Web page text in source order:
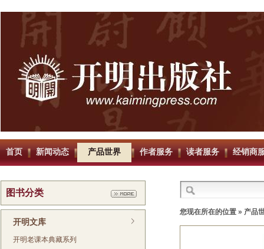
首页 新闻动态 产品世界 作者服务 读者服务 经销商
图书分类
开明文库
开明老课本典藏系列
您现在所在的位置 » 产品